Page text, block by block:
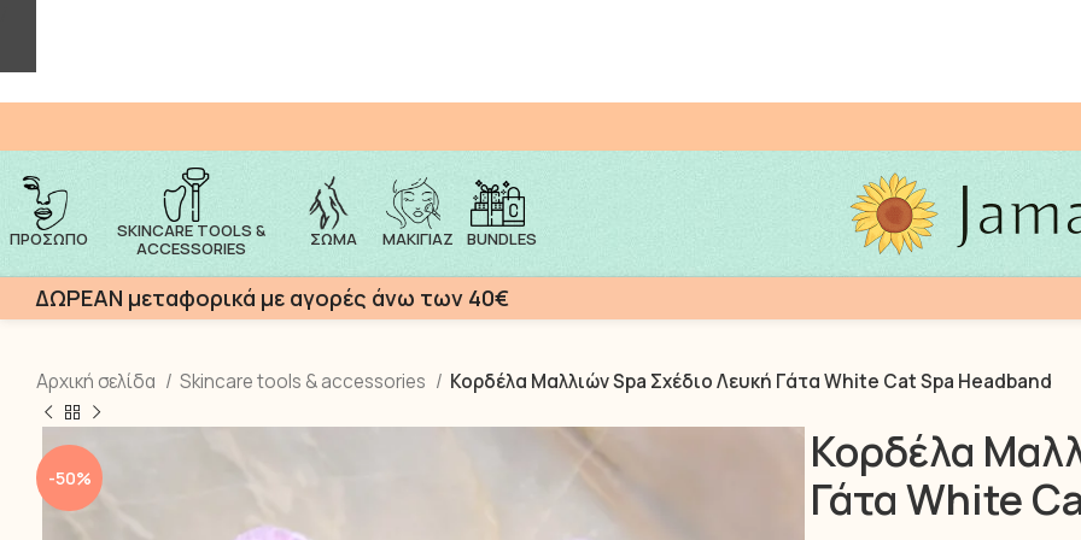
ΠΡΌΣΩΠΟ
SKINCARE TOOLS &
ACCESSORIES
ΣΏΜΑ ΜΑΚΙΓΙΆΖ BUNDLES
ΔΩΡΕΑΝ μεταφορικά με αγορές άνω των 40€
Αρχική σελίδα Skincare tools & accessories Κορδέλα Μαλλιών Spa Σχέδιο Λευκή Γάτα White Cat Spa Headband
-50%
Κορδέλα
Γάτα White